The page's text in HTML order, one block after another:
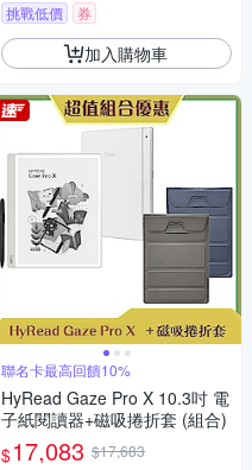
挑戰低價
券
加入購物車
聯名卡最高回饋10%
HyRead Gaze Pro X 10.3吋 電
子紙閱讀器+磁吸捲折套 (組合)
$17,083 $17,683